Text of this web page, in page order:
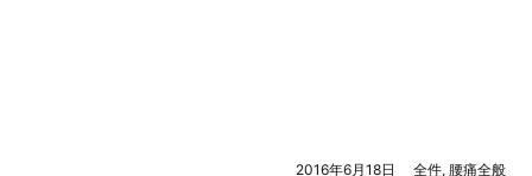
2016年6月18日 全件, 腰痛全般